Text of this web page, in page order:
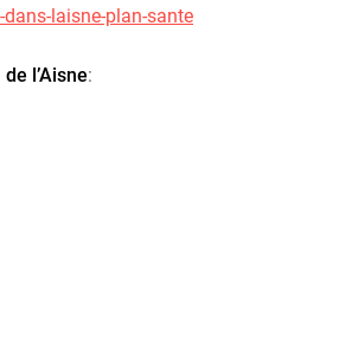
laisne-plan-sante
l’Aisne: